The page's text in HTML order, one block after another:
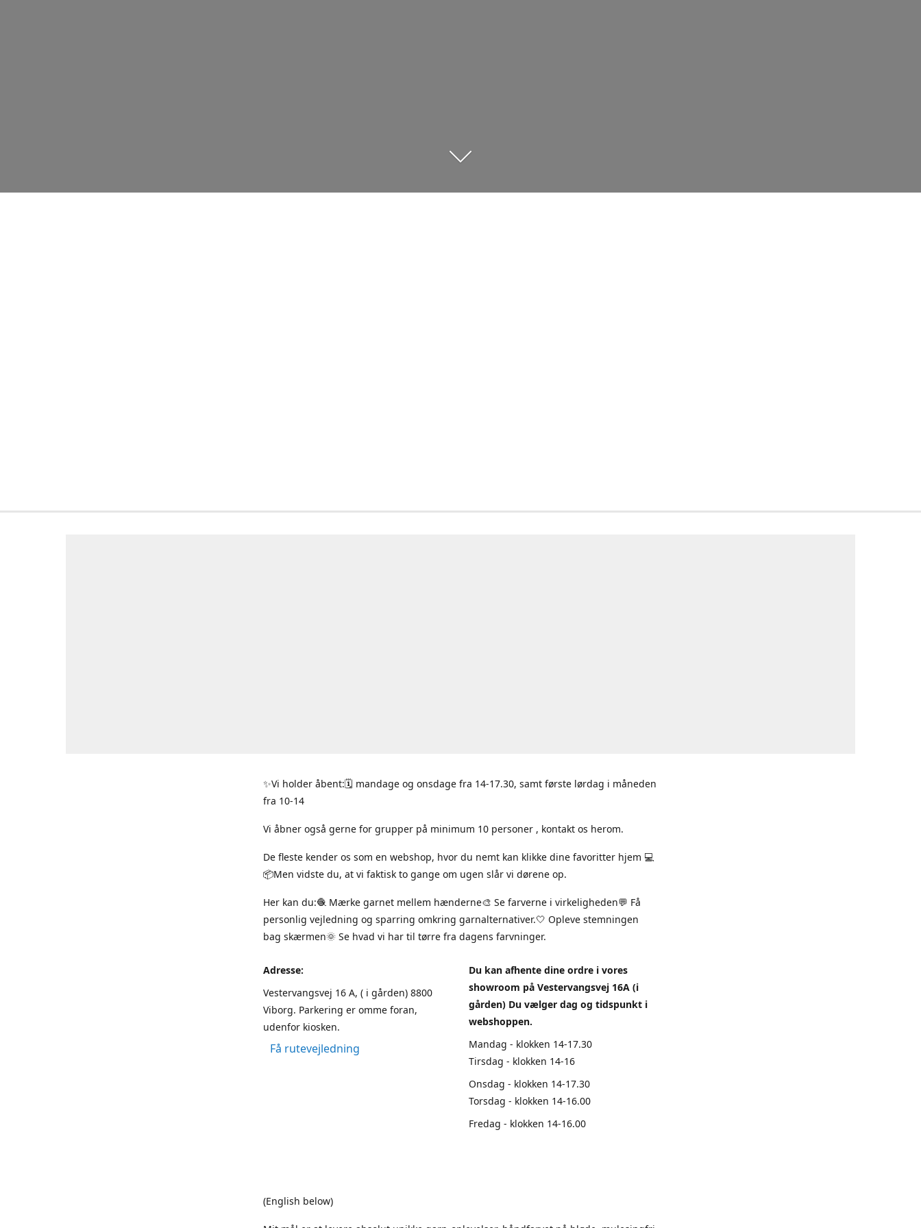
✨Vi holder åbent:🗓 mandage og onsdage fra 14-17.30, samt første lørdag i måneden
fra 10-14
Vi åbner også gerne for grupper på minimum 10 personer , kontakt os herom.
De fleste kender os som en webshop, hvor du nemt kan klikke dine favoritter hjem 💻
📦Men vidste du, at vi faktisk to gange om ugen slår vi dørene op.
Her kan du:🧶 Mærke garnet mellem hænderne🎨 Se farverne i virkeligheden💬 Få
personlig vejledning og sparring omkring garnalternativer.🤍 Opleve stemningen
bag skærmen🌞 Se hvad vi har til tørre fra dagens farvninger.
Adresse:
Vestervangsvej 16 A, ( i gården) 8800
Viborg. Parkering er omme foran,
udenfor kiosken.
Få rutevejledning
Du kan afhente dine ordre i vores
showroom på Vestervangsvej 16A (i
gården) Du vælger dag og tidspunkt i
webshoppen.
Mandag - klokken 14-17.30
Tirsdag - klokken 14-16
Onsdag - klokken 14-17.30
Torsdag - klokken 14-16.00
Fredag - klokken 14-16.00
(English below)